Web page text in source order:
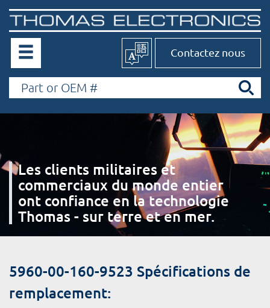
Contactez nous
Les clients militaires et
commerciaux du monde entier
ont confiance en la technologie
Thomas - sur terre et en mer.
5960-00-160-9523 Spécifications de
remplacement: